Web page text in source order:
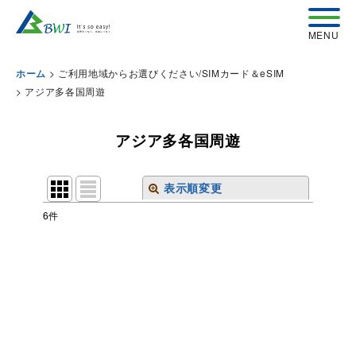
ホーム > ご利用地域からお選びください/SIMカード＆eSIM
> アジア多各国周遊
アジア多各国周遊
表示順変更
6件